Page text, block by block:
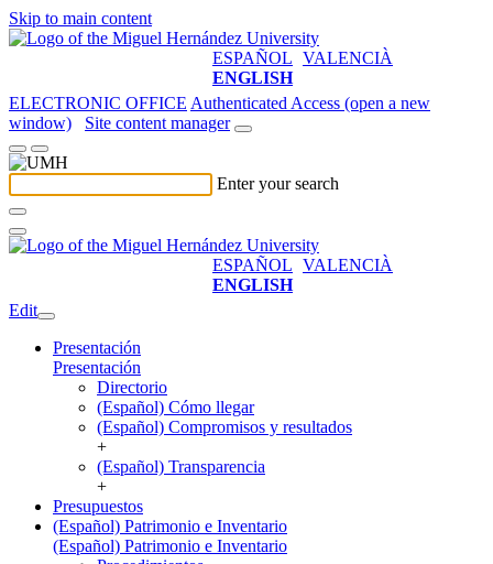
Skip to main content
ESPAÑOL VALENCIÀ
ENGLISH
ELECTRONIC OFFICE Authenticated Access (open a new
window)
Site content manager
Enter your search
ESPAÑOL VALENCIÀ
ENGLISH
Edit
Presentación
Presentación
Directorio
(Español) Cómo llegar
(Español) Compromisos y resultados
+
(Español) Transparencia
+
Presupuestos
(Español) Patrimonio e Inventario
(Español) Patrimonio e Inventario